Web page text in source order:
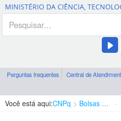
MINISTÉRIO DA CIÊNCIA,
Perguntas frequentes Central de
Você está aqui:CNPq Bolsas e Auxílios Vigentes